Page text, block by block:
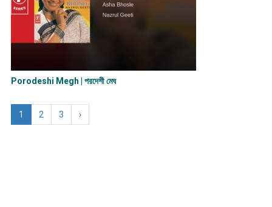
Porodeshi Megh | পরদেশী মেঘ
1 2 3 ›